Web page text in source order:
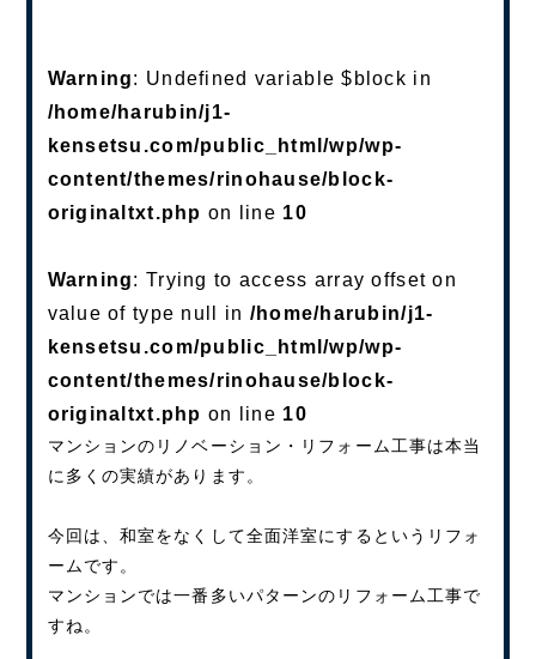
Warning: Undefined variable $block in
/home/harubin/j1-
kensetsu.com/public_html/wp/wp-
content/themes/rinohause/block-
originaltxt.php on line 10
Warning: Trying to access array offset on
value of type null in /home/harubin/j1-
kensetsu.com/public_html/wp/wp-
content/themes/rinohause/block-
originaltxt.php on line 10
マンションのリノベーション・リフォーム工事は本当
に多くの実績があります。
今回は、和室をなくして全面洋室にするというリフォ
ームです。
マンションでは一番多いパターンのリフォーム工事で
すね。